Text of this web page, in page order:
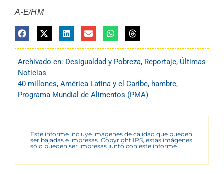
A-E/HM
Archivado en: Desigualdad y Pobreza, Reportaje, Últimas
Noticias
40 millones, América Latina y el Caribe, hambre,
Programa Mundial de Alimentos (PMA)
Este informe incluye imágenes de calidad que pueden
ser bajadas e impresas. Copyright IPS, estas imágenes
sólo pueden ser impresas junto con este informe